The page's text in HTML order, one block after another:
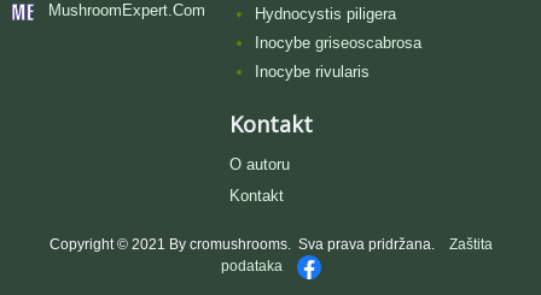
MushroomExpert.Com
Hydnocystis piligera
Inocybe griseoscabrosa
Inocybe rivularis
Kontakt
O autoru
Kontakt
Copyright © 2021 By cromushrooms. Sva prava pridržana. Zaštita
podataka